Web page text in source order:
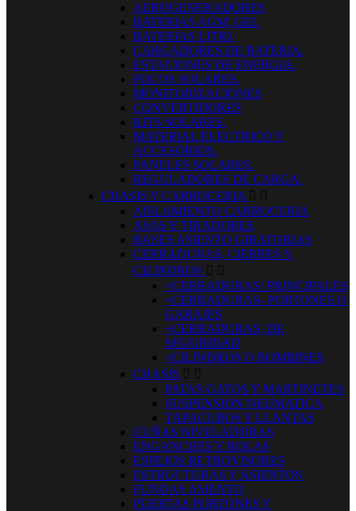
AEROGENERADORES
BATERIAS AGM, GEL
BATERIAS LITIO.
CARGADORES DE BATERIA.
ESTACIONES DE ENERGIA.
FOCOS SOLARES.
MONITORIZACIONES
CONVERTIDORES
KITS SOLARES.
MATERIAL ELECTRICO Y
ACCESORIOS.
PANELES SOLARES.
REGULADORES DE CARGA.
CHASIS Y CARROCERIA  
AISLAMIENTO CARROCERIA
ASAS Y TIRADORES
BASES ASIENTO GIRATORIAS
CERRADURAS, CIERRES Y
CILINDROS  
+CERRADURAS/ PRINCIPALES
+CERRADURAS- PORTONES O
GARAJES
+CERRADURAS, DE
SEGURIDAD
+CILINDROS O BOMBINES
CHASIS  
PATAS GATOS Y MARTINETES
SUSPENSION NEUMATICA
TAPACUBOS Y LLANTAS
CUÑAS NIVELADORAS
ENGANCHES Y BOLAS
ESPEJOS RETROVISORES
ESTRUCTURAS Y ASIENTOS
FUNDAS ASIENTO
PUERTAS PORTONES Y